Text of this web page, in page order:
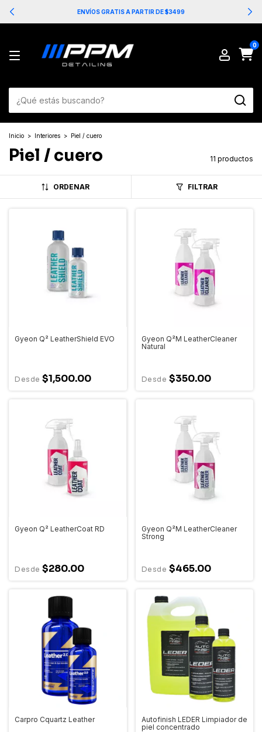
ENVÍOS GRATIS A PARTIR DE $3499
0
Inicio > Interiores > Piel / cuero
Piel / cuero 11 productos
ORDENAR FILTRAR
Gyeon Q² LeatherShield EVO
$1,500.00
Gyeon Q²M LeatherCleaner
Natural
$350.00
Gyeon Q² LeatherCoat RD
$280.00
Gyeon Q²M LeatherCleaner
Strong
$465.00
Carpro Cquartz Leather
Autofinish LEDER Limpiador de
piel concentrado